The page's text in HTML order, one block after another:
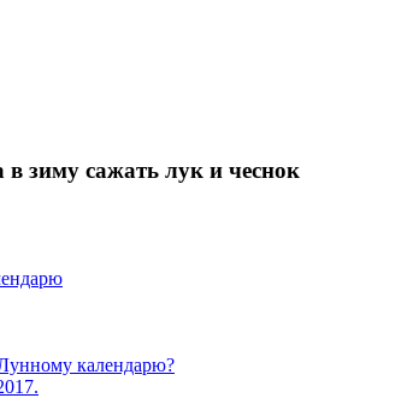
зиму сажать лук и чеснок
календарю?